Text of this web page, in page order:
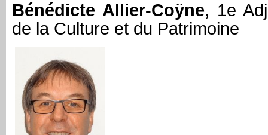
Bénédicte Allier-Coÿne, 1e
de la Culture et du Patrimoine